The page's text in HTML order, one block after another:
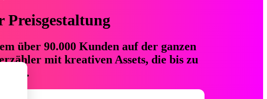
Preisgestaltung
über 90.000 Kunden auf der ganzen
mit kreativen Assets, die bis zu